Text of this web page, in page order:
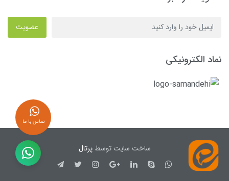
عضویت
نماد الکترونیکی
ساخت سایت توسطپرتال
تماس با ما